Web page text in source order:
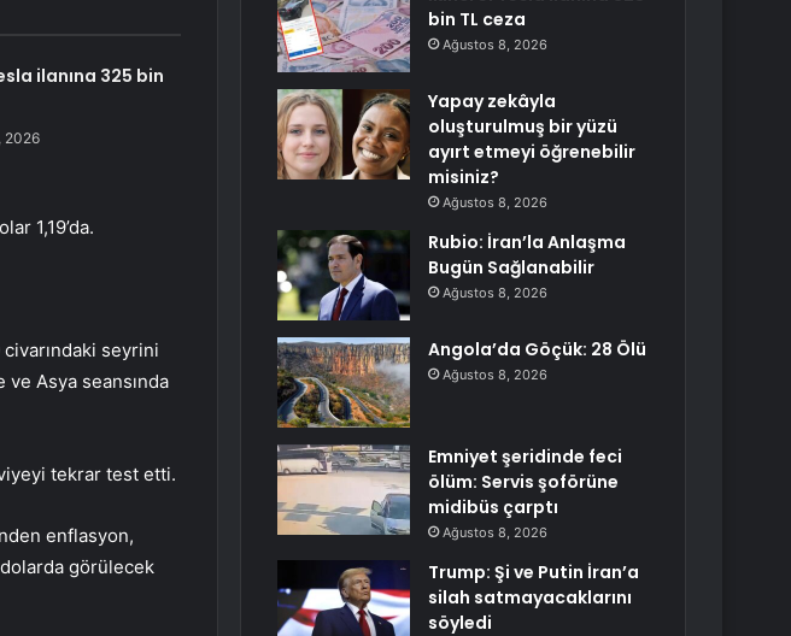
ilanına 325 bin
2026
1,19’da.
civarındaki seyrini
Asya seansında
tekrar test etti.
enflasyon,
görülecek
bin TL ceza
Ağustos 8, 2026
Yapay zekâyla
oluşturulmuş bir yüzü
ayırt etmeyi öğrenebilir
misiniz?
Ağustos 8, 2026
Rubio: İran’la Anlaşma
Bugün Sağlanabilir
Ağustos 8, 2026
Angola’da Göçük: 28 Ölü
Ağustos 8, 2026
Emniyet şeridinde feci
ölüm: Servis şoförüne
midibüs çarptı
Ağustos 8, 2026
Trump: Şi ve Putin İran’a
silah satmayacaklarını
söyledi